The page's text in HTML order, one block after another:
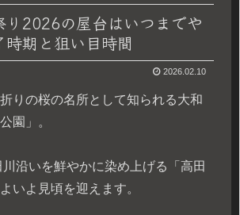
り2026の屋台はいつまでや
時期と狙い目時間
2026.02.10
りの桜の名所として知られる大和
園」。
沿いを鮮やかに染め上げる「高田
いよ見頃を迎えます。